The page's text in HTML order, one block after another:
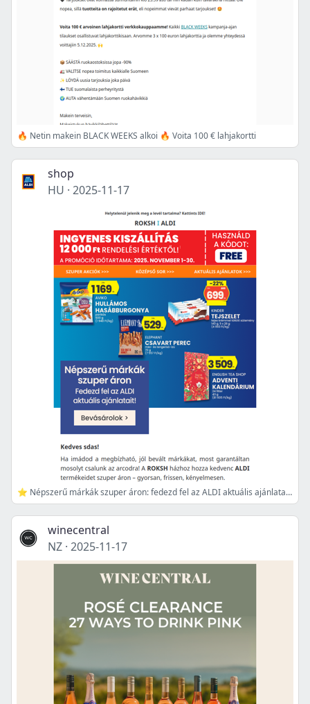
🔥 Netin makein BLACK WEEKS alkoi 🔥 Voita 100 € lahjakortti
shop
HU · 2025-11-17
⭐ Népszerű márkák szuper áron: fedezd fel az ALDI aktuális ajánlatait! 🛒
winecentral
NZ · 2025-11-17